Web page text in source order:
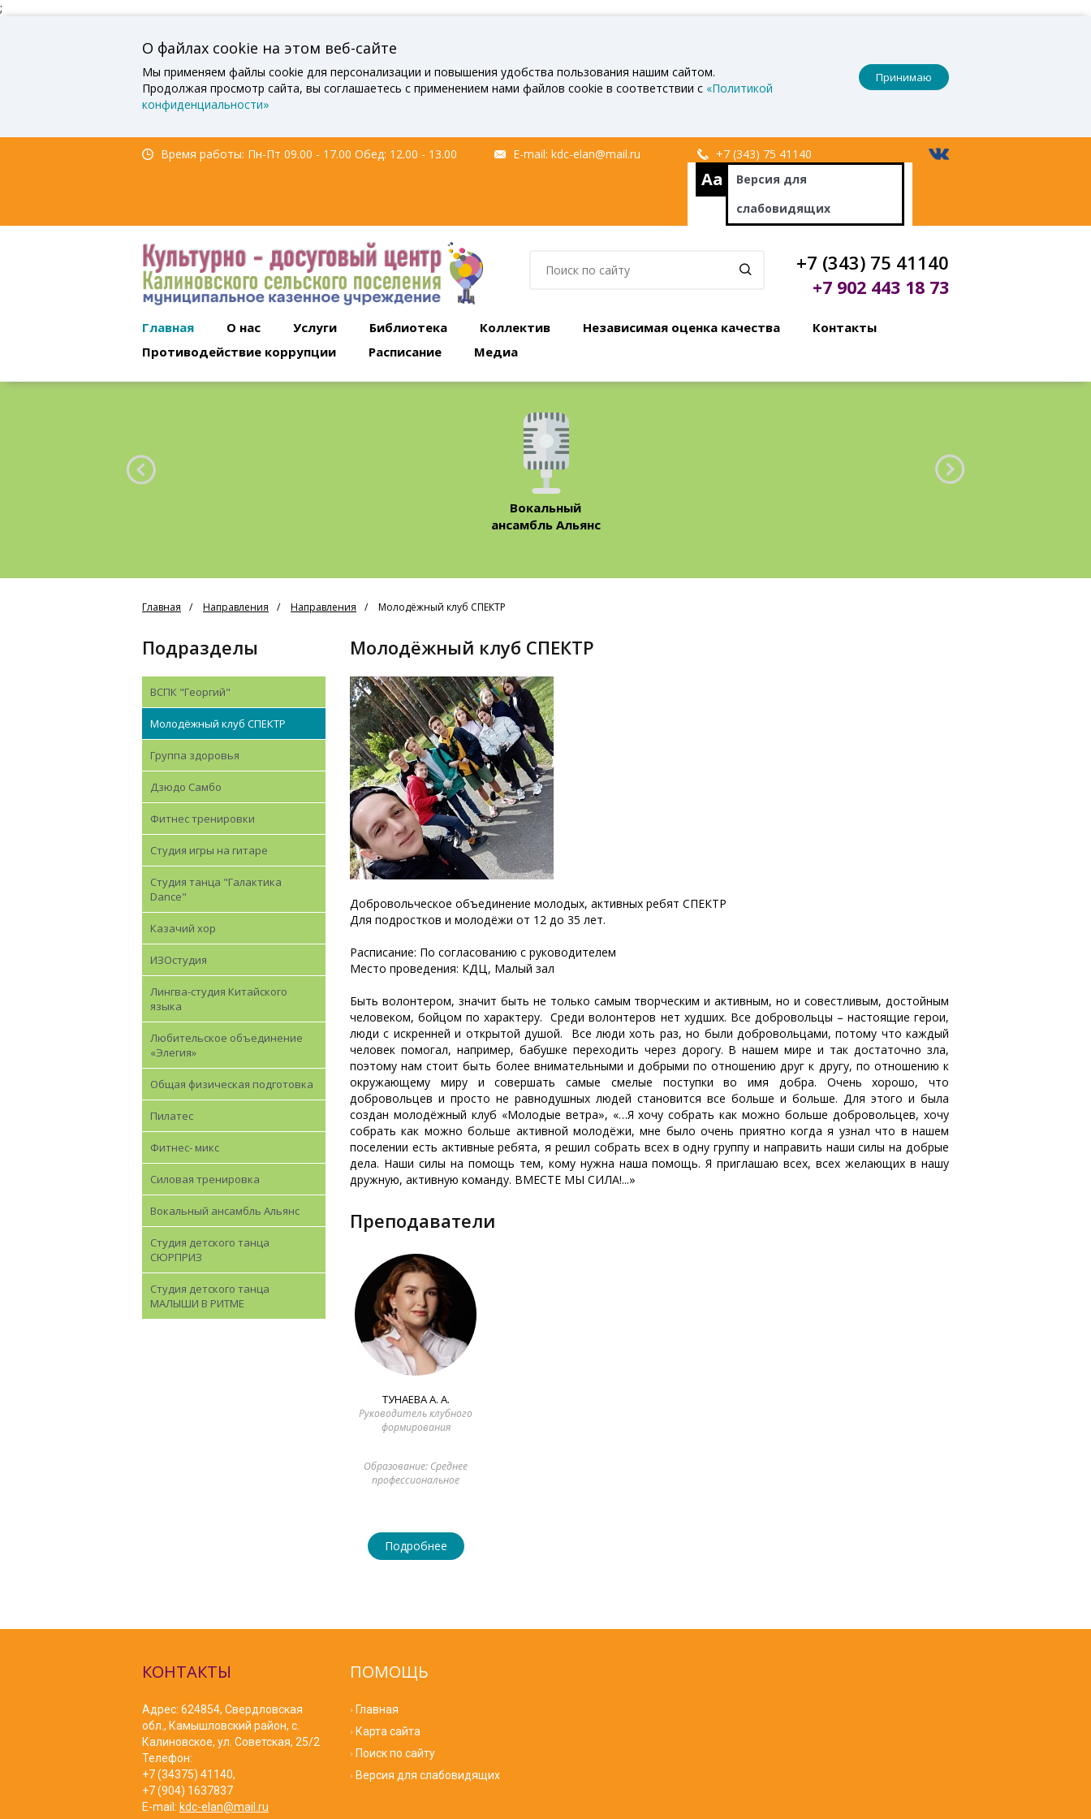
;
О файлах cookie на этом веб-сайте
Мы применяем файлы cookie для персонализации и повышения удобства пользования нашим сайтом.
Продолжая просмотр сайта, вы соглашаетесь с применением нами файлов cookie в соответствии с «Политикой
конфиденциальности»
Принимаю
Время работы: Пн-Пт 09.00 - 17.00 Обед: 12.00 - 13.00 E-mail: kdc-elan@mail.ru +7 (343) 75 41140
Aa Версия для
слабовидящих
+7 (343) 75 41140
+7 902 443 18 73
Главная О нас Услуги Библиотека Коллектив Независимая оценка качества
Контакты
Противодействие коррупции
Расписание Медиа
Вокальный
ансамбль Альянс
Главная Направления Направления Молодёжный клуб СПЕКТР
Подразделы
ВСПК "Георгий"
Молодёжный клуб СПЕКТР
Группа здоровья
Дзюдо Самбо
Фитнеc тренировки
Студия игры на гитаре
Студия танца "Галактика
Dance"
Казачий хор
ИЗОстудия
Лингва-студия Китайского
языка
Любительское объединение
«Элегия»
Общая физическая подготовка
Пилатес
Фитнес- микс
Силовая тренировка
Вокальный ансамбль Альянс
Студия детского танца
СЮРПРИЗ
Студия детского танца
МАЛЫШИ В РИТМЕ
Молодёжный клуб СПЕКТР
Добровольческое объединение молодых, активных ребят СПЕКТР
Для подростков и молодёжи от 12 до 35 лет.
Расписание: По согласованию с руководителем
Место проведения: КДЦ, Малый зал
Быть волонтером, значит быть не только самым творческим и активным, но и совестливым, достойным
человеком, бойцом по характеру. Среди волонтеров нет худших. Все добровольцы – настоящие герои,
люди с искренней и открытой душой. Все люди хоть раз, но были добровольцами, потому что каждый
человек помогал, например, бабушке переходить через дорогу. В нашем мире и так достаточно зла,
поэтому нам стоит быть более внимательными и добрыми по отношению друг к другу, по отношению к
окружающему миру и совершать самые смелые поступки во имя добра. Очень хорошо, что
добровольцев и просто не равнодушных людей становится все больше и больше. Для этого и была
создан молодёжный клуб «Молодые ветра», «…Я хочу собрать как можно больше добровольцев, хочу
собрать как можно больше активной молодёжи, мне было очень приятно когда я узнал что в нашем
поселении есть активные ребята, я решил собрать всех в одну группу и направить наши силы на добрые
дела. Наши силы на помощь тем, кому нужна наша помощь. Я приглашаю всех, всех желающих в нашу
дружную, активную команду. ВМЕСТЕ МЫ СИЛА!...»
Преподаватели
ТУНАЕВА А. А.
Руководитель клубного
формирования
Образование: Среднее
профессиональное
Подробнее
ПОМОЩЬ
Главная
Карта сайта
Поиск по сайту
Версия для слабовидящих
КОНТАКТЫ
Адрес: 624854, Свердловская
обл., Камышловский район, с.
Калиновское, ул. Советская, 25/2
Телефон:
+7 (34375) 41140,
+7 (904) 1637837
E-mail: kdc-elan@mail.ru